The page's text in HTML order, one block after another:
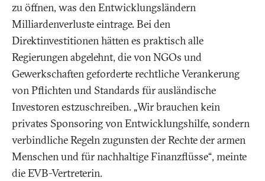
zu öffnen, was den Entwicklungsländern
Milliardenverluste eintrage. Bei den
Direktinvestitionen hätten es praktisch alle
Regierungen abgelehnt, die von NGOs und
Gewerkschaften geforderte rechtliche Verankerung
von Pflichten und Standards für ausländische
Investoren estzuschreiben. „Wir brauchen kein
privates Sponsoring von Entwicklungshilfe, sondern
verbindliche Regeln zugunsten der Rechte der armen
Menschen und für nachhaltige Finanzflüsse“, meinte
die EVB-Vertreterin.